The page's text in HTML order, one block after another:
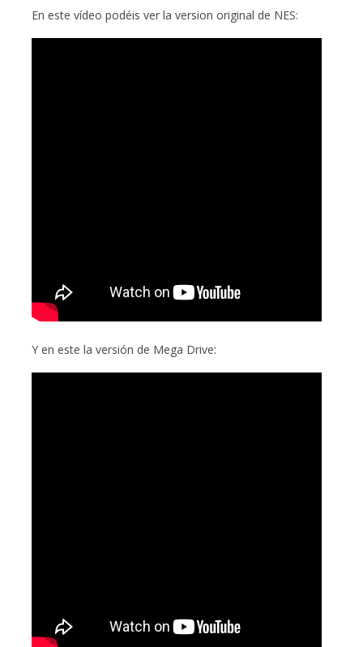
En este vídeo podéis ver la version original de NES:
Y en este la versión de Mega Drive: